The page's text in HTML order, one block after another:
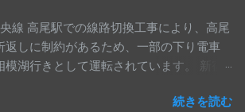
線 高尾駅での線路切換工事により、高尾
返しに制約があるため、一部の下り電車
模湖行きとして運転されています。 新宿
朝体で表示されていました。 武蔵小金井
続きを読む